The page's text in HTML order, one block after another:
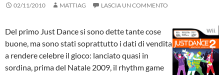
02/11/2010 MATTIAG LASCIA UN COMMENTO
Del primo Just Dance si sono dette tante cose
buone, ma sono stati soprattutto i dati di vendita
a rendere celebre il gioco: lanciato quasi in
sordina, prima del Natale 2009, il rhythm game